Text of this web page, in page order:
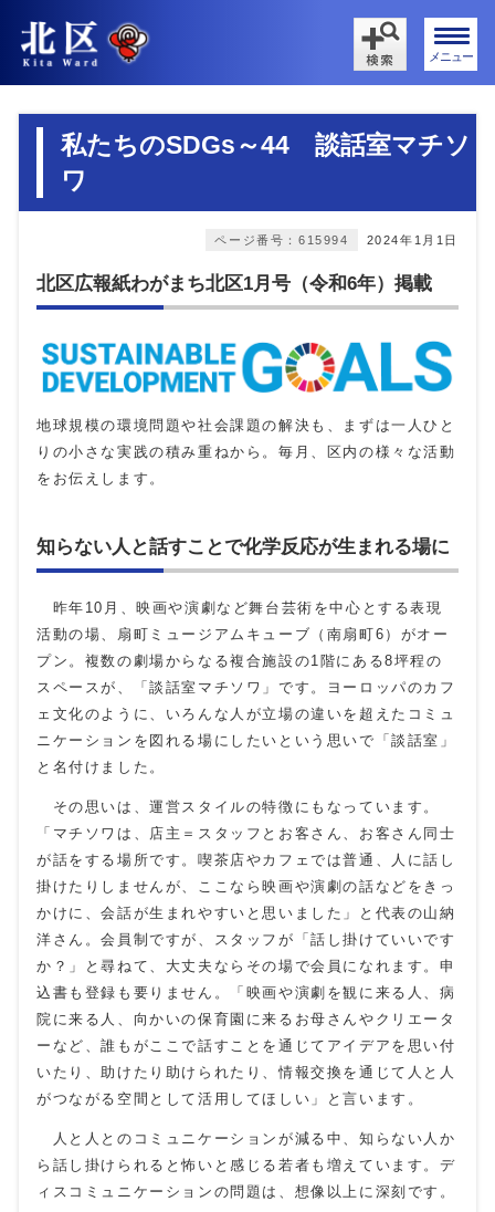
メニュー
私たちのSDGs～44 談話室マチソ
ワ
2024年1月1日
ページ番号：615994
北区広報紙わがまち北区1月号（令和6年）掲載
地球規模の環境問題や社会課題の解決も、まずは一人ひと
りの小さな実践の積み重ねから。毎月、区内の様々な活動
をお伝えします。
知らない人と話すことで化学反応が生まれる場に
昨年10月、映画や演劇など舞台芸術を中心とする表現
活動の場、扇町ミュージアムキューブ（南扇町6）がオー
プン。複数の劇場からなる複合施設の1階にある8坪程の
スペースが、「談話室マチソワ」です。ヨーロッパのカフ
ェ文化のように、いろんな人が立場の違いを超えたコミュ
ニケーションを図れる場にしたいという思いで「談話室」
と名付けました。
その思いは、運営スタイルの特徴にもなっています。
「マチソワは、店主＝スタッフとお客さん、お客さん同士
が話をする場所です。喫茶店やカフェでは普通、人に話し
掛けたりしませんが、ここなら映画や演劇の話などをきっ
かけに、会話が生まれやすいと思いました」と代表の山納
洋さん。会員制ですが、スタッフが「話し掛けていいです
か？」と尋ねて、大丈夫ならその場で会員になれます。申
込書も登録も要りません。「映画や演劇を観に来る人、病
院に来る人、向かいの保育園に来るお母さんやクリエータ
ーなど、誰もがここで話すことを通じてアイデアを思い付
いたり、助けたり助けられたり、情報交換を通じて人と人
がつながる空間として活用してほしい」と言います。
人と人とのコミュニケーションが減る中、知らない人か
ら話し掛けられると怖いと感じる若者も増えています。デ
ィスコミュニケーションの問題は、想像以上に深刻です。